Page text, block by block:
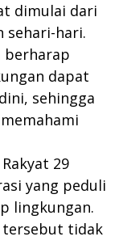
dimulai dari
sehari-hari.
berharap
dapat
sehingga
29
yang peduli
lingkungan.
tersebut tidak